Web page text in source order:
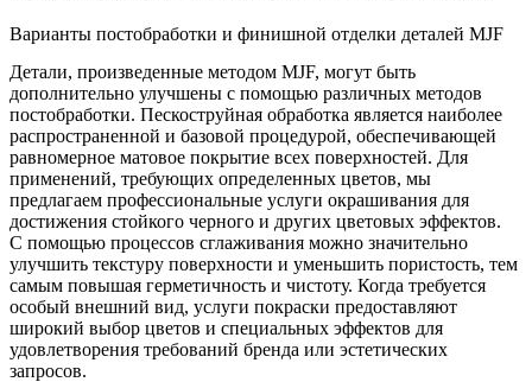
Варианты постобработки и финишной отделки деталей MJF
Детали, произведенные методом MJF, могут быть
дополнительно улучшены с помощью различных методов
постобработки. Пескоструйная обработка является наиболее
распространенной и базовой процедурой, обеспечивающей
равномерное матовое покрытие всех поверхностей. Для
применений, требующих определенных цветов, мы
предлагаем профессиональные услуги окрашивания для
достижения стойкого черного и других цветовых эффектов.
С помощью процессов сглаживания можно значительно
улучшить текстуру поверхности и уменьшить пористость, тем
самым повышая герметичность и чистоту. Когда требуется
особый внешний вид, услуги покраски предоставляют
широкий выбор цветов и специальных эффектов для
удовлетворения требований бренда или эстетических
запросов.